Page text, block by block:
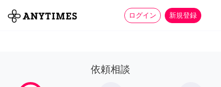
ログイン 新規登録
全て 家事 more_horiz
依頼相談